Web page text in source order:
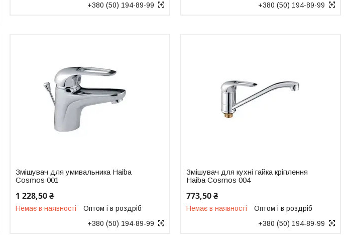
+380 (50) 194-89-99
+380 (50) 194-89-99
Змішувач для умивальника Haiba
Cosmos 001
1 228,50 ₴
Немає в наявності
Оптом і в роздріб
+380 (50) 194-89-99
Змішувач для кухні гайка кріплення
Haiba Cosmos 004
773,50 ₴
Немає в наявності
Оптом і в роздріб
+380 (50) 194-89-99